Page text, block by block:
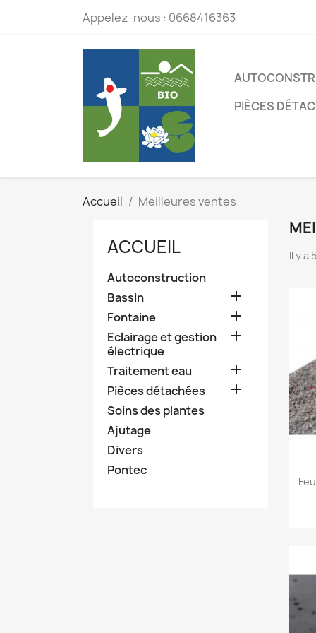
Appelez-nous : 0668416363
PIÈCES
Accueil Meilleures ventes
ACCUEIL
Autoconstruction
Bassin

Fontaine 
Eclairage et gestion
électrique

Traitement eau 
Pièces détachées 
Soins des plantes
Ajutage
Divers
Pontec
Il y a